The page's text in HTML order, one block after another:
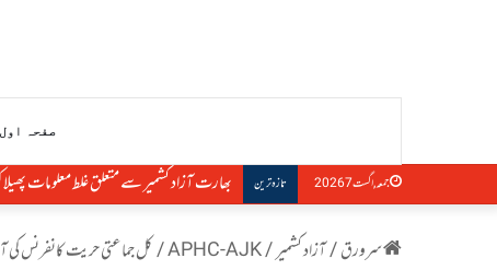
صفحہ اول
جمعہ, اگست 7 2026 تازہ ترین بھارت آزاد کشمیر سے متعلق غلط معلومات
سرورق/آزاد کشمیر/
APHC-AJK
/کل جماعتی حریت کانفرنس کی